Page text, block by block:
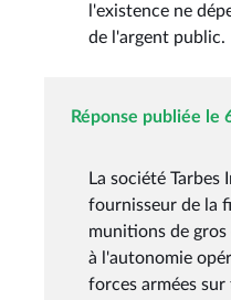
l'existence ne
de l'argent public.
Réponse publiée le
La société Tarbes
fournisseur de la
munitions de
à l'autonomie
forces armées